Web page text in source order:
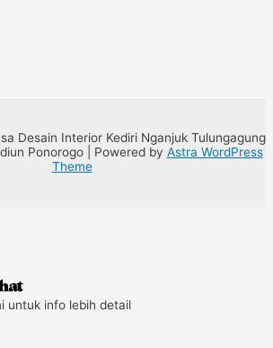
Desain Interior Kediri Nganjuk Tulungagung
Ponorogo | Powered by Astra WordPress
Theme
untuk info lebih detail